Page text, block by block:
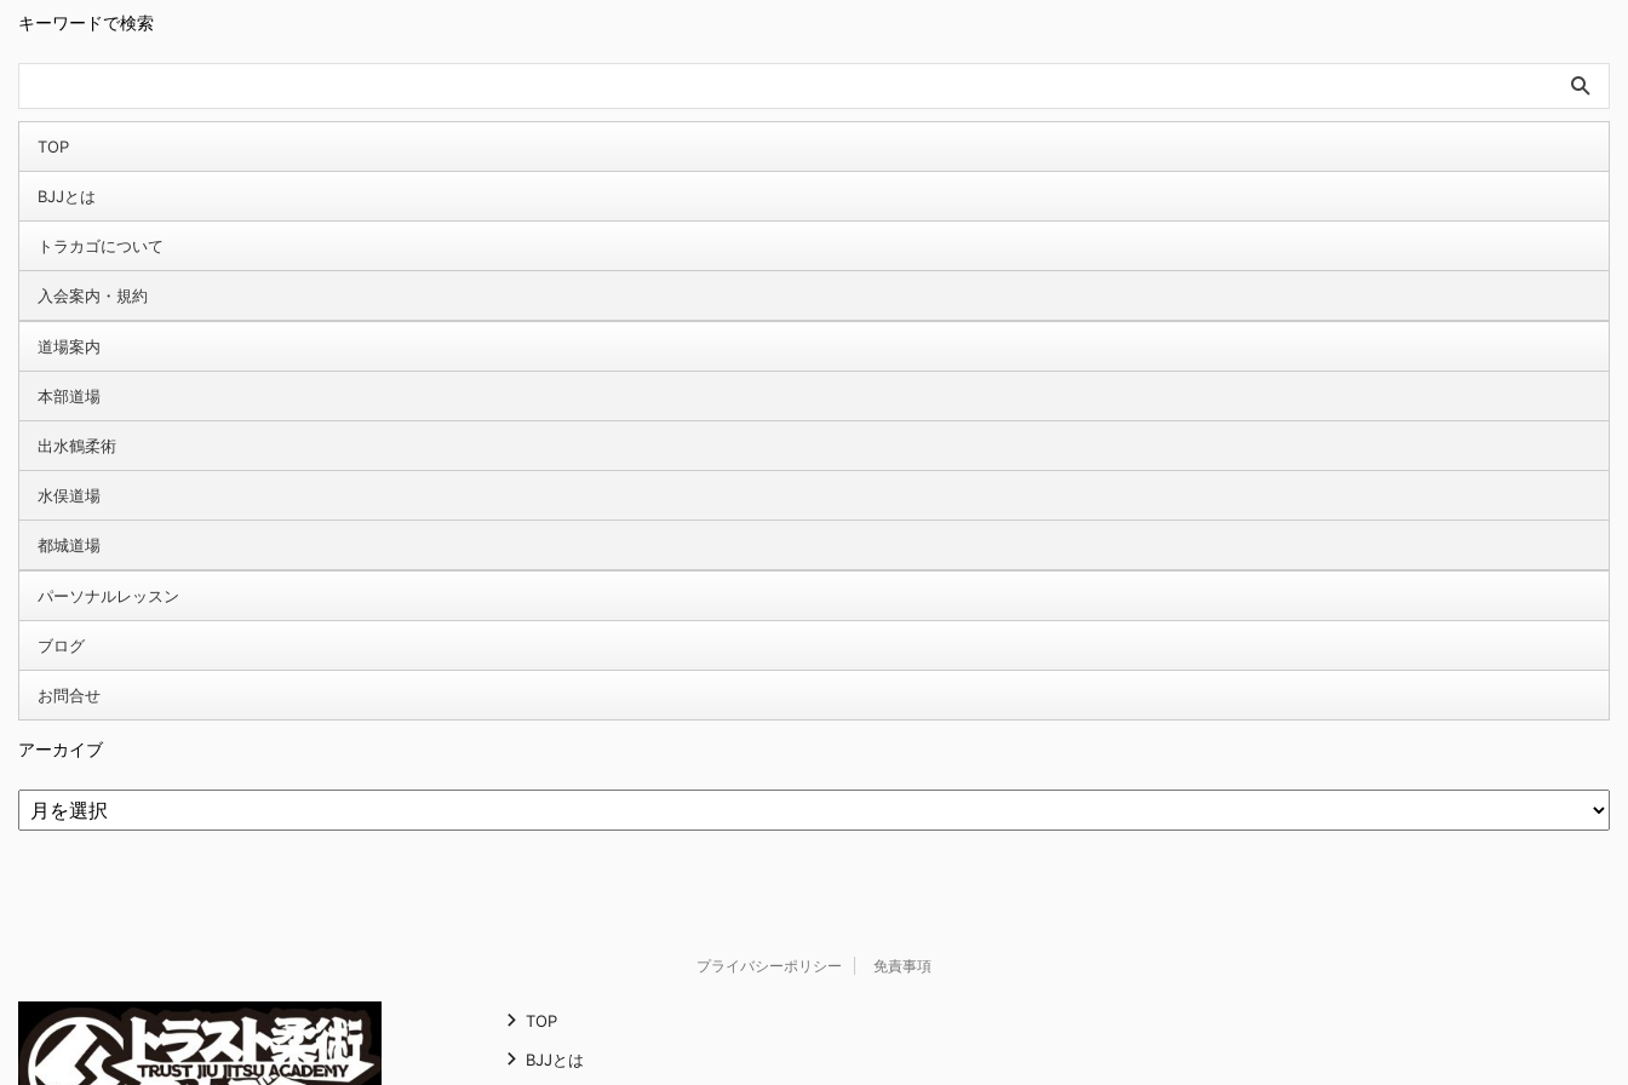
キーワードで検索
TOP
BJJとは
トラカゴについて
入会案内・規約
道場案内
本部道場
出水鶴柔術
水俣道場
都城道場
パーソナルレッスン
ブログ
お問合せ
アーカイブ
プライバシーポリシー 免責事項
TOP
BJJとは